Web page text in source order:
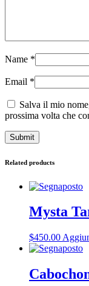
Name *
Email *
Salva il mio
prossima volta che
Related products
Mysta
$450.00